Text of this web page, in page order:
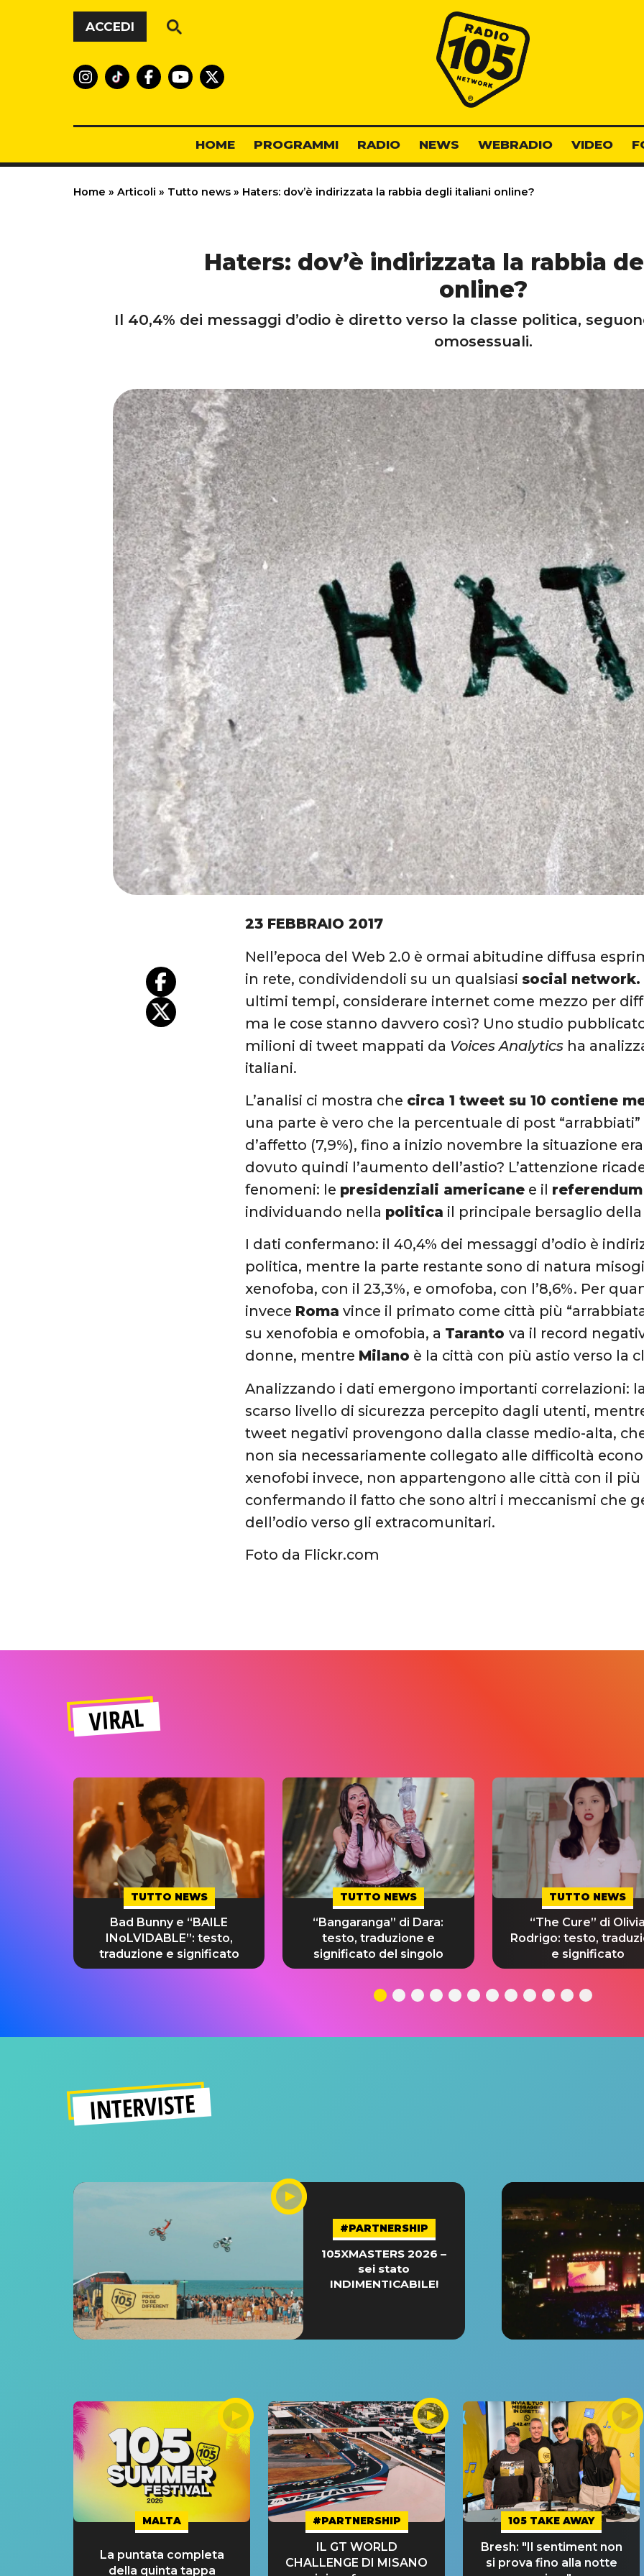
Vai al contenuto
ACCEDI
Radio 105
HOME PROGRAMMI RADIO NEWS WEBRADIO VIDEO
Home » Articoli » Tutto news » Haters: dov’è indirizzata la rabbia degli italiani online?
Haters: dov’è indirizzata la rabbia
online?
Il 40,4% dei messaggi d’odio è diretto verso la classe politica,
omosessuali.
23 FEBBRAIO 2017
Nell’epoca del Web 2.0 è ormai abitudine diffusa
in rete, condividendoli su un qualsiasi social network.
ultimi tempi, considerare internet come mezzo per
ma le cose stanno davvero così? Uno studio
milioni di tweet mappati da Voices Analytics ha
italiani.
L’analisi ci mostra che circa 1 tweet su 10 contiene
una parte è vero che la percentuale di post
d’affetto (7,9%), fino a inizio novembre la situazione
dovuto quindi l’aumento dell’astio? L’attenzione
fenomeni: le presidenziali americane e il
individuando nella politica il principale bersaglio
I dati confermano: il 40,4% dei messaggi d’odio è
politica, mentre la parte restante sono di natura
xenofoba, con il 23,3%, e omofoba, con l’8,6%. Per
invece Roma vince il primato come città più
su xenofobia e omofobia, a Tarantova il record
donne, mentre Milano è la città con più astio verso la
Analizzando i dati emergono importanti correlazioni:
scarso livello di sicurezza percepito dagli utenti,
tweet negativi provengono dalla classe medio-alta,
non sia necessariamente collegato alle difficoltà
xenofobi invece, non appartengono alle città con il
confermando il fatto che sono altri i meccanismi che
dell’odio verso gli extracomunitari.
Foto da Flickr.com
VIRAL
TUTTO NEWS
Bad Bunny e “BAILE
INoLVIDABLE”: testo,
traduzione e significato
TUTTO NEWS
“Bangaranga” di Dara:
testo, traduzione e
significato del singolo
TUTTO NEWS
“The Cure” di Olivia
Rodrigo: testo,
e significato
INTERVISTE
#PARTNERSHIP
105XMASTERS 2026 –
sei stato
INDIMENTICABILE!
MALTA
La puntata completa
della quinta tappa
#PARTNERSHIP
IL GT WORLD
CHALLENGE DI MISANO
105 TAKE AWAY
Bresh: "Il sentiment non
si prova fino alla notte